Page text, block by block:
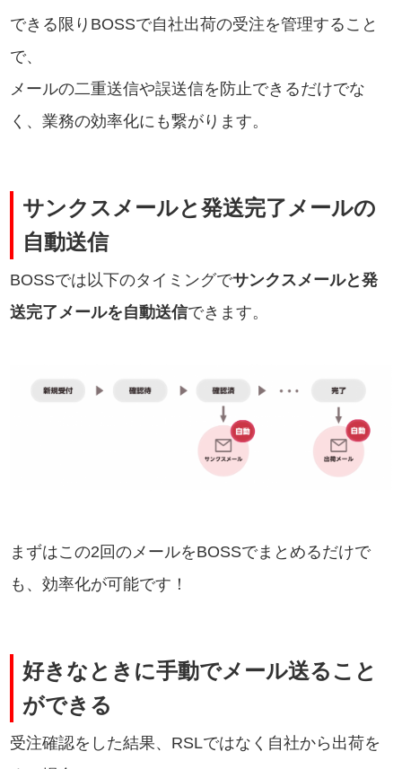
できる限りBOSSで自社出荷の受注を管理すること
で、
メールの二重送信や誤送信を防止できるだけでな
く、業務の効率化にも繋がります。
サンクスメールと発送完了メールの
自動送信
BOSSでは以下のタイミングでサンクスメールと発
送完了メールを自動送信できます。
まずはこの2回のメールをBOSSでまとめるだけで
も、効率化が可能です！
好きなときに手動でメール送ること
ができる
受注確認をした結果、RSLではなく自社から出荷を